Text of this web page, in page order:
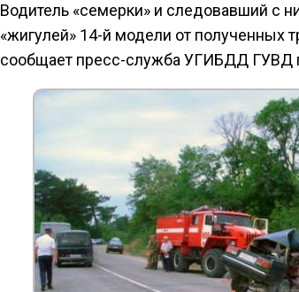
Водитель «семерки» и следовавший с
«жигулей» 14-й модели от полученных
сообщает пресс-служба УГИБДД ГУВД